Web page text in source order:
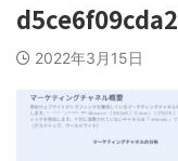
2022年3月15日